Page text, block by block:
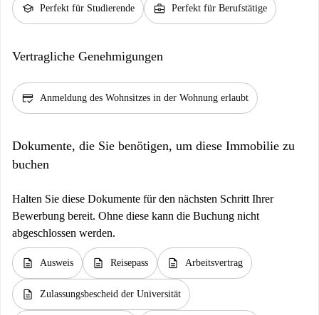
school Perfekt für Studierende business_center Perfekt für Berufstätige
Vertragliche Genehmigungen
credit_score Anmeldung des Wohnsitzes in der Wohnung erlaubt
Dokumente, die Sie benötigen, um diese Immobilie zu
buchen
Halten Sie diese Dokumente für den nächsten Schritt Ihrer
Bewerbung bereit. Ohne diese kann die Buchung nicht
abgeschlossen werden.
description Ausweis description Reisepass description Arbeitsvertrag
description Zulassungsbescheid der Universität